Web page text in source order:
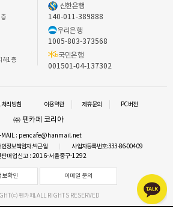
하1층
신한은행
140-011-389888
우리은행
1005-803-373568
국민은행
001501-04-137302
리방침 이용약관 제휴문의 PC버전
㈜ 펜카페 코리아
MAIL : pencafe@hanmail.net
인정보책임자:박근일
사업자등록번호:333-86-00409
판매업신고 : 2016-서울중구-1292
보확인 이메일 문의
펜카페.ALL RIGHTS RESERVED